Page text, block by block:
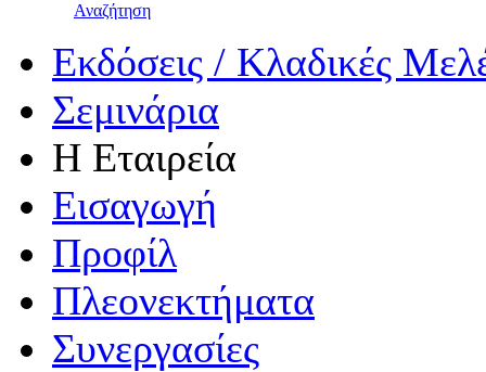
Αναζήτηση
Εκδόσεις / Κλαδικές
Σεμινάρια
Η Εταιρεία
Εισαγωγή
Προφίλ
Πλεονεκτήματα
Συνεργασίες